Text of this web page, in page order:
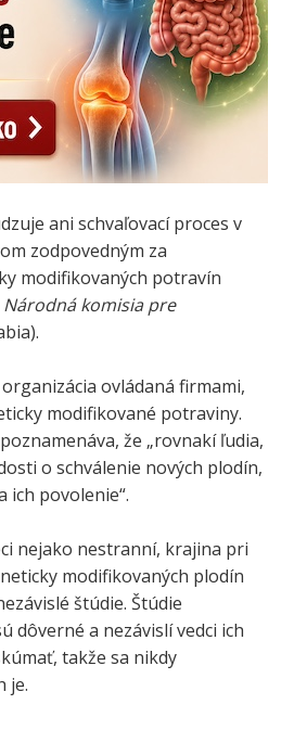
ani schvaľovací proces v
zodpovedným za
modifikovaných potravín
Národná komisia pre
ovládaná firmami,
modifikované potraviny.
že „rovnakí ľudia,
o schválenie nových plodín,
ich povolenie“.
nejako nestranní, krajina pri
modifikovaných plodín
štúdie. Štúdie
dôverné a nezávislí vedci ich
takže sa nikdy
je.